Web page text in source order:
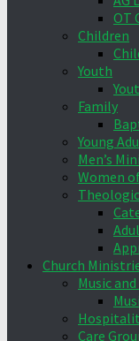
OT
Children
Youth
Family
Young
Men’s
Women
Church
Music
Care